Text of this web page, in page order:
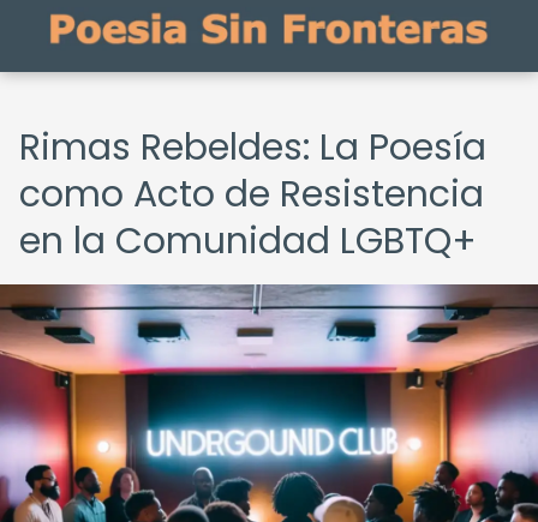
Rimas Rebeldes: La Poesía
como Acto de Resistencia
en la Comunidad LGBTQ+